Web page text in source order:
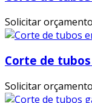
Solicitar orçamento
Corte de
Solicitar orçamento